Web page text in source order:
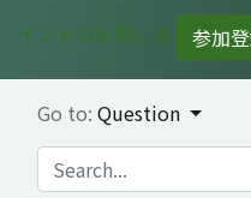
イントロを閉じる
参加
Go to: Question